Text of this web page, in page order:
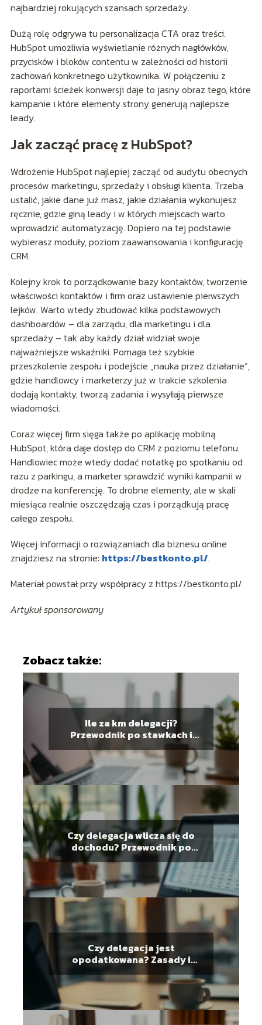
najbardziej rokujących szansach sprzedaży.
Dużą rolę odgrywa tu personalizacja CTA oraz treści.
HubSpot umożliwia wyświetlanie różnych nagłówków,
przycisków i bloków contentu w zależności od historii
zachowań konkretnego użytkownika. W połączeniu z
raportami ścieżek konwersji daje to jasny obraz tego, które
kampanie i które elementy strony generują najlepsze
leady.
Jak zacząć pracę z HubSpot?
Wdrożenie HubSpot najlepiej zacząć od audytu obecnych
procesów marketingu, sprzedaży i obsługi klienta. Trzeba
ustalić, jakie dane już masz, jakie działania wykonujesz
ręcznie, gdzie giną leady i w których miejscach warto
wprowadzić automatyzację. Dopiero na tej podstawie
wybierasz moduły, poziom zaawansowania i konfigurację
CRM.
Kolejny krok to porządkowanie bazy kontaktów, tworzenie
właściwości kontaktów i firm oraz ustawienie pierwszych
lejków. Warto wtedy zbudować kilka podstawowych
dashboardów – dla zarządu, dla marketingu i dla
sprzedaży – tak aby każdy dział widział swoje
najważniejsze wskaźniki. Pomaga też szybkie
przeszkolenie zespołu i podejście „nauka przez działanie”,
gdzie handlowcy i marketerzy już w trakcie szkolenia
dodają kontakty, tworzą zadania i wysyłają pierwsze
wiadomości.
Coraz więcej firm sięga także po aplikację mobilną
HubSpot, która daje dostęp do CRM z poziomu telefonu.
Handlowiec może wtedy dodać notatkę po spotkaniu od
razu z parkingu, a marketer sprawdzić wyniki kampanii w
drodze na konferencję. To drobne elementy, ale w skali
miesiąca realnie oszczędzają czas i porządkują pracę
całego zespołu.
Więcej informacji o rozwiązaniach dla biznesu online
znajdziesz na stronie: https://bestkonto.pl/.
Materiał powstał przy współpracy z https://bestkonto.pl/
Artykuł sponsorowany
Zobacz także:
Ile za km delegacji?
Przewodnik po stawkach i
rozliczeniach
Czy delegacja wlicza się do
dochodu? Przewodnik po
przepisach
Czy delegacja jest
opodatkowana? Zasady i
przepisy dotyczące diet